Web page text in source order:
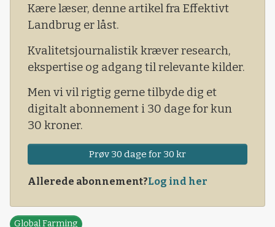
Kære læser, denne artikel fra Effektivt
Landbrug er låst.
Kvalitetsjournalistik kræver research,
ekspertise og adgang til relevante kilder.
Men vi vil rigtig gerne tilbyde dig et
digitalt abonnement i 30 dage for kun
30 kroner.
Prøv 30 dage for 30 kr
Allerede abonnement?Log ind her
Global Farming